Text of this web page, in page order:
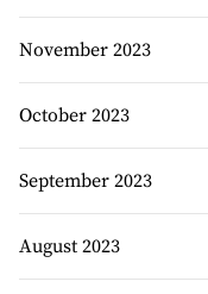
November 2023
October 2023
September 2023
August 2023